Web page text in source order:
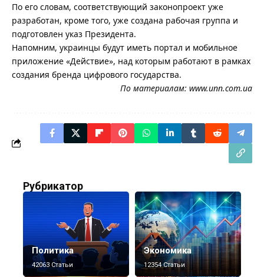
По его словам, соответствующий законопроект уже
разработан, кроме того, уже создана рабочая группа и
подготовлен указ Президента.
Напомним, украинцы будут иметь портал и мобильное
приложение «Действие», над которым работают в рамках
создания бренда цифрового государства.
По материалам: www.unn.com.ua
Рубрикатор
Политика
42063 Статьи
Экономика
12354 Статьи